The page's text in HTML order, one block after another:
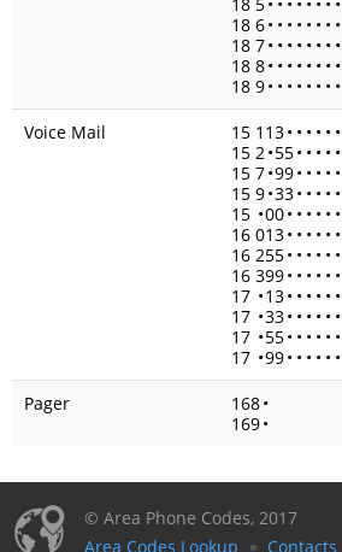
18 6• • • • • • • •
18 7• • • • • • • •
18 8• • • • • • • •
18 9• • • • • • • •
Voice Mail
15 113• • • • • •
15 2•55• • • • •
15 7•99• • • • •
15 9•33• • • • •
15 •00• • • • • •
16 013• • • • • •
16 255• • • • • •
16 399• • • • • •
17 •13• • • • • •
17 •33• • • • • •
17 •55• • • • • •
17 •99• • • • • •
Pager
168•
169•
© Area Phone Codes, 2017
Area Codes Lookup
Contacts